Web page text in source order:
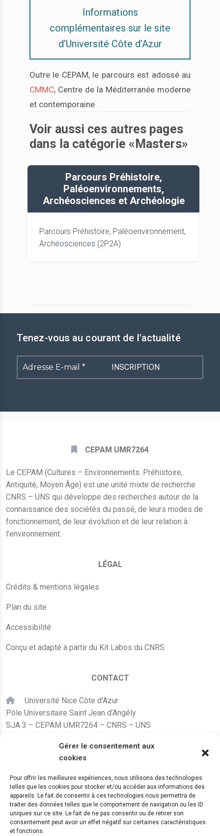
Gérer le consentement aux
cookies
Pour offrir les meilleures expériences, nous utilisons des technologies
telles que les cookies pour stocker et/ou accéder aux informations des
appareils. Le fait de consentir à ces technologies nous permettra de
traiter des données telles que le comportement de navigation ou les ID
uniques sur ce site. Le fait de ne pas consentir ou de retirer son
consentement peut avoir un effet négatif sur certaines caractéristiques
et fonctions.
Informations
complémentaires sur le site
d’Université Côte d’Azur
Outre le CEPAM, le parcours est adossé au
CMMC, Centre de la Méditerranée moderne
et contemporaine
Voir aussi ces autres pages
dans la catégorie «Masters»
Parcours Préhistoire,
Paléoenvironnements,
Archéosciences et Archéologie
Parcours Préhistoire, Paléoenvironnement,
Archéosciences (2P2A)
Tenez-vous au courant de l'actualité
Adresse
E-
CEPAM UMR7264
Le CEPAM (Cultures – Environnements. Préhistoire,
Antiquité, Moyen Âge) est une unité mixte de recherche
CNRS – UNS qui développe des recherches autour de la
connaissance des sociétés du passé, de leurs modes de
fonctionnement, de leur évolution et de leur relation à
l’environnement.
LÉGAL
Crédits & mentions légales
Plan du site
Accessibilité
Conçu et adapté à partir du Kit Labos du CNRS
CONTACT
Université Nice Côte d'Azur
Pôle Universitaire Saint Jean d’Angély
SJA 3 – CEPAM UMR7264 – CNRS – UNS
+33 (0)4 89 15 24 08
LE CEPAM EST HÉBERGÉ PAR